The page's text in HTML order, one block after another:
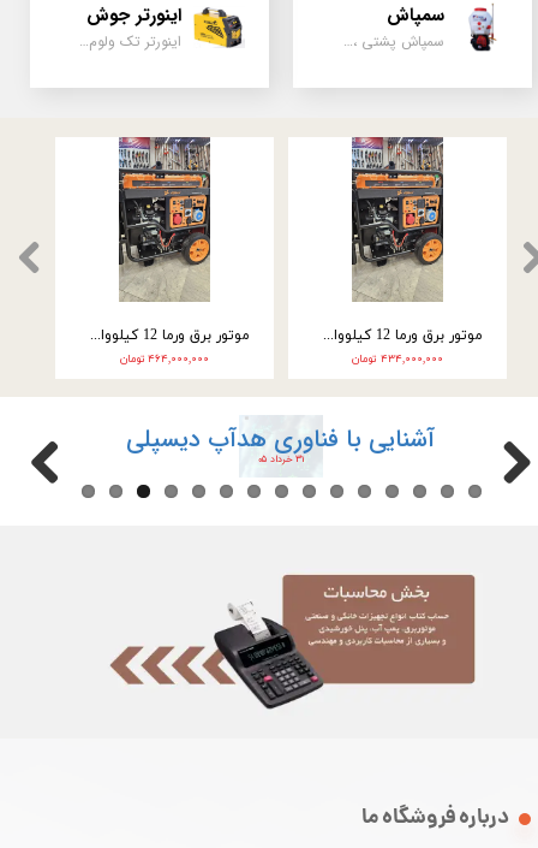
★
سمپاش
سمپاش پشتی ، زمبه ای ، فرغونی ، دستی ، موتوری
اینورتر جوش
اینورتر تک ولوم و دو ولوم امپر بالا
موتور برق ورما سه گانه سوز 9.5 کیلووات تک فاز VM25000E3-2F
۲۲۲,۰۰۰,۰۰۰ تومان
موتور برق ورما سه گانه سوز 9.5 کیلووات سه فاز VM25000E3
۲۴۶,۰۰۰,۰۰۰ تومان
آشنایی با فناوری هدآپ دیسپلی
۳۱ خرداد ۰۵
درباره فروشگاه ما